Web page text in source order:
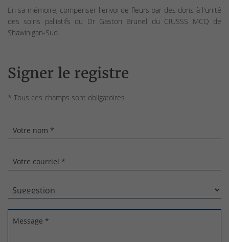
En sa mémoire, compenser l'envoi de fleurs par des dons à l'unité
des soins palliatifs du Dr Gaston Brunel du CIUSSS MCQ de
Shawinigan-Sud.
Signer le registre
* Tous ces champs sont obligatoires
Votre nom *
Votre courriel *
Message *